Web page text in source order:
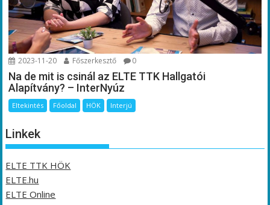
2023-11-20 Főszerkesztő 0
Na de mit is csinál az ELTE TTK Hallgatói
Alapítvány? – InterNyúz
Eltekintés Főoldal HÖK Interjú
Linkek
ELTE TTK HÖK
ELTE.hu
ELTE Online